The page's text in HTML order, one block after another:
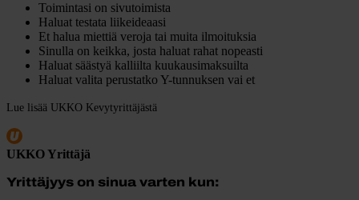
Toimintasi on sivutoimista
Haluat testata liikeideaasi
Et halua miettiä veroja tai muita ilmoituksia
Sinulla on keikka, josta haluat rahat nopeasti
Haluat säästyä kalliilta kuukausimaksuilta
Haluat valita perustatko Y-tunnuksen vai et
Lue lisää UKKO Kevytyrittäjästä
UKKO Yrittäjä
Yrittäjyys on sinua varten kun: